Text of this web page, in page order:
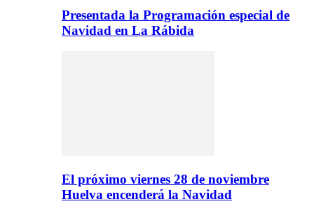
Presentada la Programación especial de
Navidad en La Rábida
El próximo viernes 28 de noviembre
Huelva encenderá la Navidad